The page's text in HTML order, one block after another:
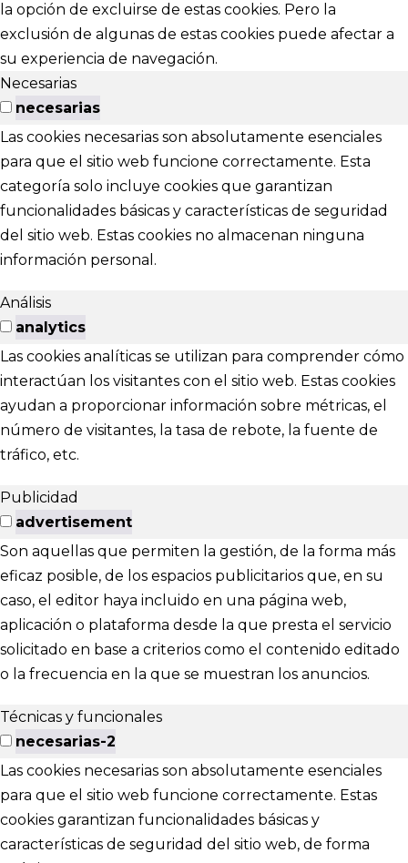
la opción de excluirse de estas cookies. Pero la
exclusión de algunas de estas cookies puede afectar a
su experiencia de navegación.
Necesarias
necesarias
Las cookies necesarias son absolutamente esenciales
para que el sitio web funcione correctamente. Esta
categoría solo incluye cookies que garantizan
funcionalidades básicas y características de seguridad
del sitio web. Estas cookies no almacenan ninguna
información personal.
Análisis
analytics
Las cookies analíticas se utilizan para comprender cómo
interactúan los visitantes con el sitio web. Estas cookies
ayudan a proporcionar información sobre métricas, el
número de visitantes, la tasa de rebote, la fuente de
tráfico, etc.
Publicidad
advertisement
Son aquellas que permiten la gestión, de la forma más
eficaz posible, de los espacios publicitarios que, en su
caso, el editor haya incluido en una página web,
aplicación o plataforma desde la que presta el servicio
solicitado en base a criterios como el contenido editado
o la frecuencia en la que se muestran los anuncios.
Técnicas y funcionales
necesarias-2
Las cookies necesarias son absolutamente esenciales
para que el sitio web funcione correctamente. Estas
cookies garantizan funcionalidades básicas y
características de seguridad del sitio web, de forma